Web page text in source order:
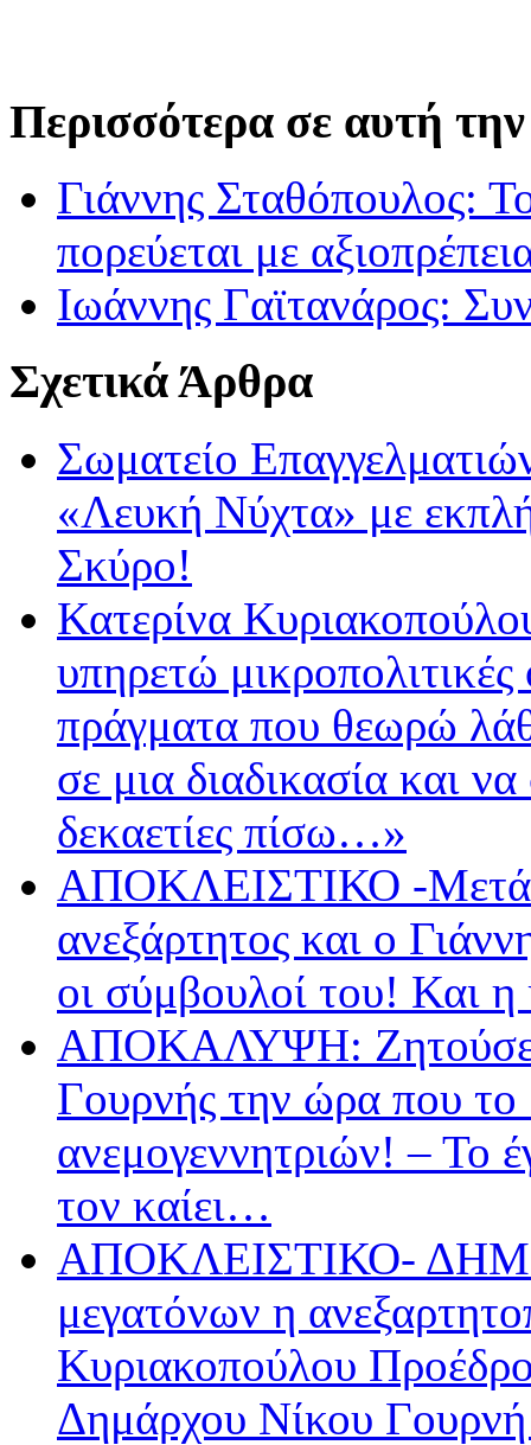
Περισσότερα σε αυτή
Γιάννης Σταθόπουλος: Το
πορεύεται με
Ιωάννης Γαϊτανάρος:
Σχετικά Άρθρα
Σωματείο
«Λευκή Νύχτα» με
Σκύρο!
Κατερίνα
υπηρετώ
πράγματα που θεωρώ
σε μια διαδικασία και
δεκαετίες πίσω…»
ΑΠΟΚΛΕΙΣΤΙΚΟ -Μετά
ανεξάρτητος και ο
οι σύμβουλοί του! Και
ΑΠΟΚΑΛΥΨΗ: Ζητούσε
Γουρνής την ώρα που το
ανεμογεννητριών! – Το
τον καίει…
ΑΠΟΚΛΕΙΣΤΙΚΟ-
μεγατόνων η
Κυριακοπούλου
Δημάρχου Νίκου